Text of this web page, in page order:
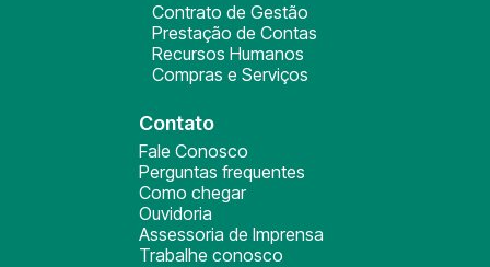
Contrato de Gestão
Prestação de Contas
Recursos Humanos
Compras e Serviços
Contato
Fale Conosco
Perguntas frequentes
Como chegar
Ouvidoria
Assessoria de Imprensa
Trabalhe conosco